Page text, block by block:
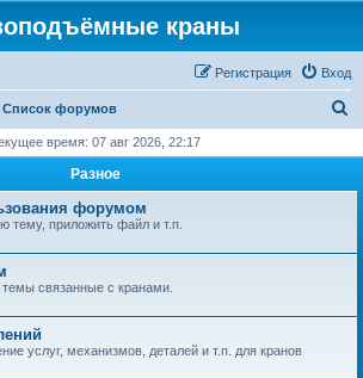
краны
Вход
Регистрация
Список форумов
с
время: 07 авг 2026, 22:17
Разное
форумом
тему, приложить файл и т.п.
связанные с кранами.
услуг, механизмов, деталей и т.п. для кранов